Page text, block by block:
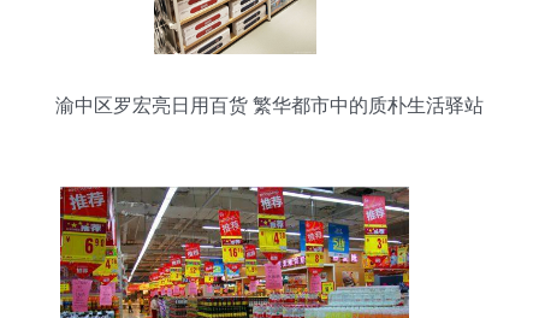
渝中区罗宏亮日用百货 繁华都市中的质朴生活驿站